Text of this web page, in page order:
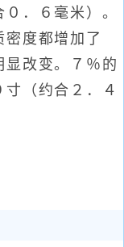
．６毫米）。
度都增加了
显改变。７％的
（约合２．４